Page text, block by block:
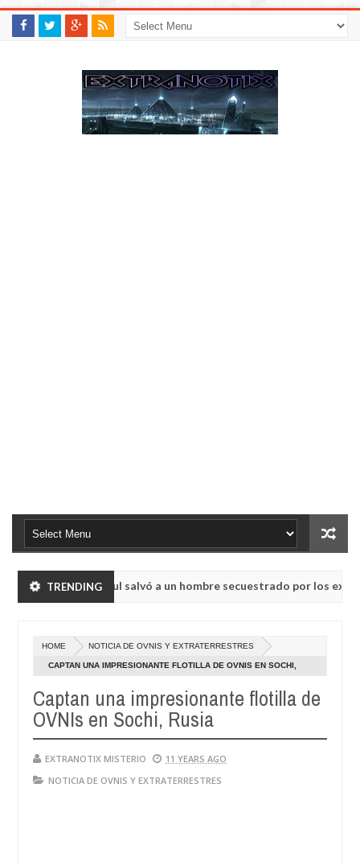
TRENDING
у pelaje azul salvó a un hombre secuestrado por los
у pelaje azul salvó a un hombre secuestrado por los
HOME NOTICIA DE OVNIS Y EXTRATERRESTRES
CAPTAN UNA IMPRESIONANTE FLOTILLA DE OVNIS EN SOCHI,
Captan una impresionante flotilla de
OVNIs en Sochi, Rusia
EXTRANOTIX MISTERIO
11 YEARS AGO
NOTICIA DE OVNIS Y EXTRATERRESTRES